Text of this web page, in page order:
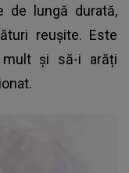
de lungă durată,
reușite. Este
și să-i arăți